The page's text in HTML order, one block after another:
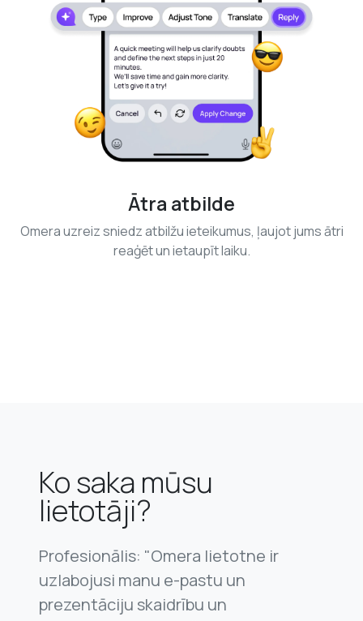
Ātra atbilde
Omera uzreiz sniedz atbilžu ieteikumus, ļaujot jums ātri
reaģēt un ietaupīt laiku.
Ko saka mūsu
lietotāji?
Profesionālis: "Omera lietotne ir
uzlabojusi manu e-pastu un
prezentāciju skaidrību un